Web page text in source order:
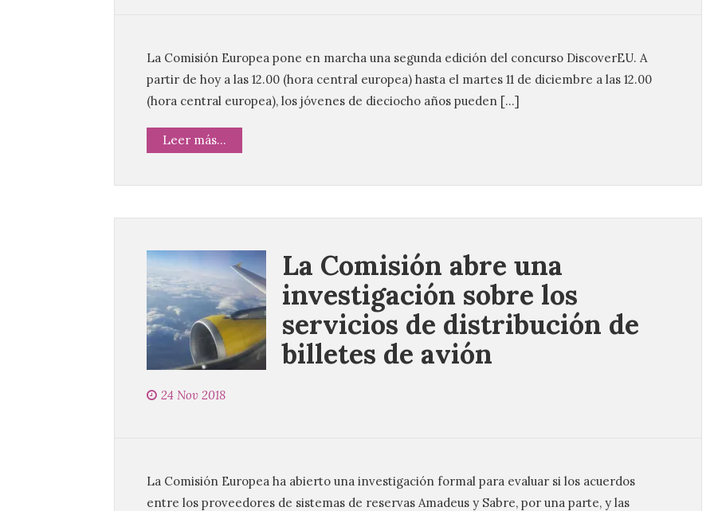
La Comisión Europea pone en marcha una segunda edición del concurso DiscoverEU. A
partir de hoy a las 12.00 (hora central europea) hasta el martes 11 de diciembre a las 12.00
(hora central europea), los jóvenes de dieciocho años pueden […]
Leer más...
La Comisión abre una
investigación sobre los
servicios de distribución de
billetes de avión
24 Nov 2018
La Comisión Europea ha abierto una investigación formal para evaluar si los acuerdos
entre los proveedores de sistemas de reservas Amadeus y Sabre, por una parte, y las